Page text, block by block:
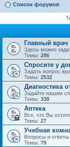
Список форумов
Главный врач
Здесь можно
Темы: 286
Спросите у
Задать вопрос
Темы: 2532
Диагностика
Задайте нашим
Темы: 338
Аптека
Все, что Вы
Темы: 27
Учебная
Вопросы и
Темы: 79